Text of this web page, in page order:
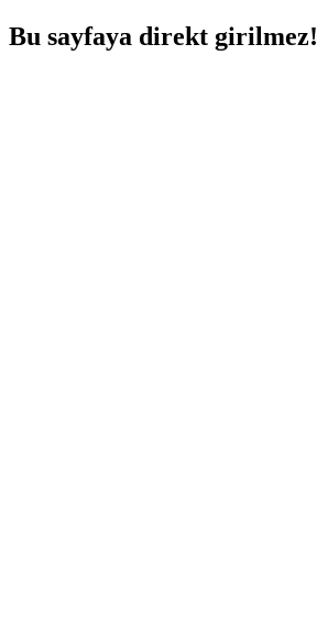
Bu sayfaya direkt girilmez!